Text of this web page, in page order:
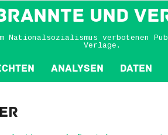
und
Nationalsozialismus verbotenen
Verlage.
Analysen Daten